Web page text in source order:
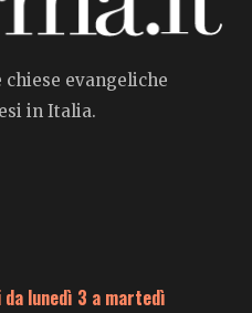
evangeliche
in Italia.
da lunedì 3 a martedì